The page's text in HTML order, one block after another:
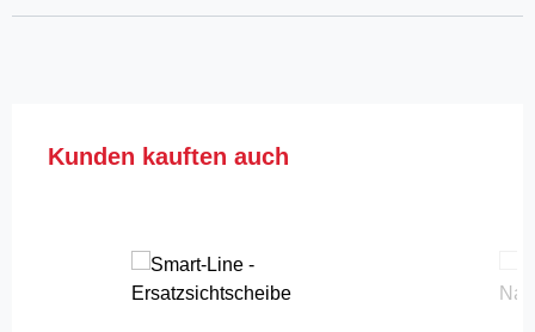
Produktgalerie überspringen
Kunden kauften auch